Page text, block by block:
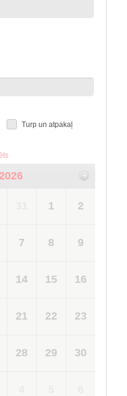
Turp un atpakaļ
1 2
7 8 9
14 15 16
21 22 23
28 29 30